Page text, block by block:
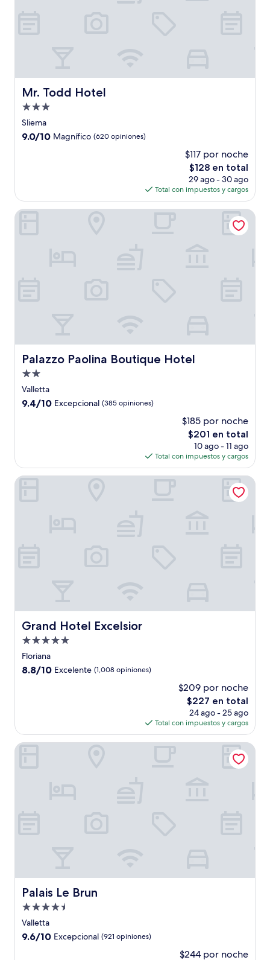
Mr. Todd Hotel
Mr. Todd Hotel
Propiedad
de
3.0
Sliema
9.0
9.0/10 Magnífico (620 opiniones)
$117 por noche
El
precio
actual
es
de
$128 en total
29 ago - 30 ago
Total con impuestos y cargos
Palazzo Paolina Boutique Hotel
Palazzo Paolina Boutique Hotel
Propiedad
de
2.0
Valletta
9.4
9.4/10 Excepcional (385 opiniones)
$185 por noche
El
precio
actual
es
de
$201 en total
10 ago - 11 ago
Total con impuestos y cargos
Palazzo Paolina Boutique Hotel
Grand Hotel Excelsior
Grand Hotel Excelsior
Propiedad
de
5.0
Floriana
8.8
8.8/10 Excelente (1,008 opiniones)
$209 por noche
El
precio
actual
es
de
$227 en total
24 ago - 25 ago
Total con impuestos y cargos
Grand Hotel Excelsior
Palais Le Brun
Palais Le Brun
Propiedad
de
4.5
Valletta
9.6
9.6/10 Excepcional (921 opiniones)
$244 por noche
Palais Le Brun